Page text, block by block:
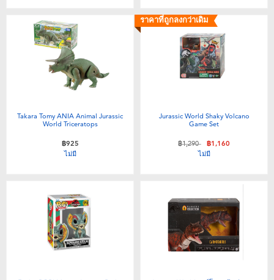
Takara Tomy ANIA Animal Jurassic
World Triceratops
฿925
ไม่มี
ราคาที่ถูกลงกว่าเดิม
Jurassic World Shaky Volcano
Game Set
ลดราคาจาก
฿1,290ถึง฿1,160
ไม่มี